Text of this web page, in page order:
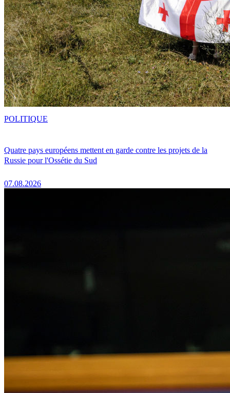
Quatre pays européens mettent en garde contre les projets de la
Russie pour l'Ossétie du Sud
07.08.2026
POLITIQUE